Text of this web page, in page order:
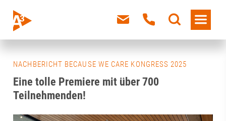
NACHBERICHT BECAUSE WE CARE KONGRESS 2025
Eine tolle Premiere mit über 700
Teilnehmenden!